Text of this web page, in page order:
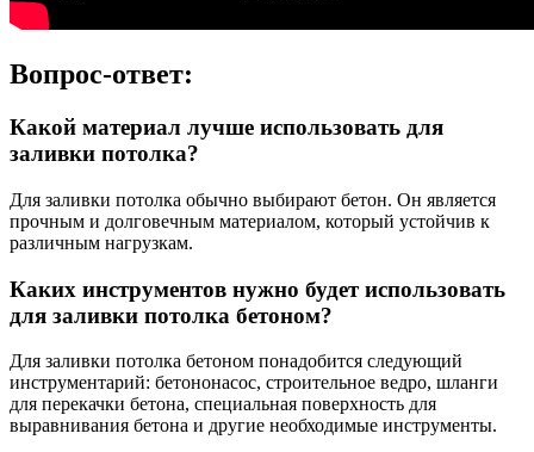
Вопрос-ответ:
Какой материал лучше использовать для
заливки потолка?
Для заливки потолка обычно выбирают бетон. Он является
прочным и долговечным материалом, который устойчив к
различным нагрузкам.
Каких инструментов нужно будет использовать
для заливки потолка бетоном?
Для заливки потолка бетоном понадобится следующий
инструментарий: бетононасос, строительное ведро, шланги
для перекачки бетона, специальная поверхность для
выравнивания бетона и другие необходимые инструменты.